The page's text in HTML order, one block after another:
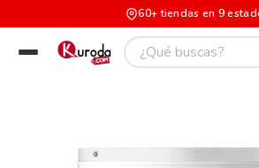
60+ tiendas en 9